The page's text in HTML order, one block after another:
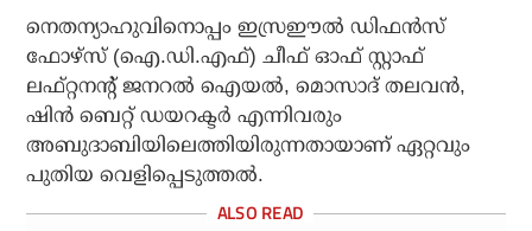
നെതന്യാഹുവിനൊപ്പം ഇസ്രഈല്‍ ഡിഫന്‍സ്
ഫോഴ്‌സ് (ഐ.ഡി.എഫ്) ചീഫ് ഓഫ് സ്റ്റാഫ്
ലഫ്റ്റനന്റ് ജനറല്‍ ഐയല്‍, മൊസാദ് തലവന്‍,
ഷിന്‍ ബെറ്റ് ഡയറക്ടര്‍ എന്നിവരും
അബുദാബിയിലെത്തിയിരുന്നതായാണ് ഏറ്റവും
പുതിയ വെളിപ്പെടുത്തല്‍.